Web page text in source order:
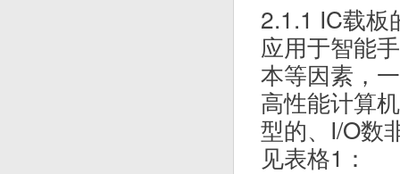
2.1.1 IC载板
应用于智能
本等因素，
高性能计算
型的、I/O数
见表格1：